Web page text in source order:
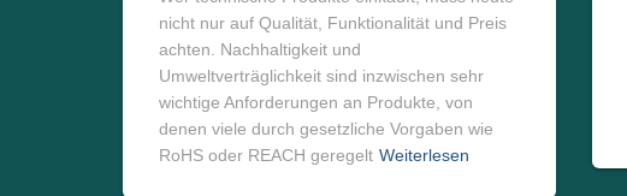
nicht nur auf Qualität, Funktionalität und Preis
achten. Nachhaltigkeit und
Umweltverträglichkeit sind inzwischen sehr
wichtige Anforderungen an Produkte, von
denen viele durch gesetzliche Vorgaben wie
RoHS oder REACH geregelt Weiterlesen